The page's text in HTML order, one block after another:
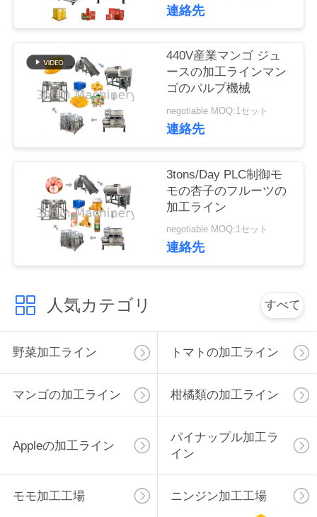
行
管
達
に
連
絡
し
な
連絡先
440V産業マンゴ ジュ
ースの加工ラインマン
ゴのパルプ機械
negotiable MOQ:1セット
連絡先
3tons/Day PLC制御モ
モの杏子のフルーツの
加工ライン
negotiable MOQ:1セット
連絡先
人気カテゴリ すべて
野菜加工ライン トマトの加工ライン
マンゴの加工ライン 柑橘類の加工ライン
Appleの加工ライン
パイナップル加工ラ
イン
モモ加工工場 ニンジン加工工場